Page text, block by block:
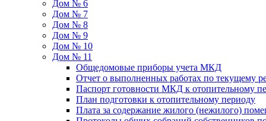
Дом № 6
Дом № 7
Дом № 8
Дом № 9
Дом № 10
Дом № 11
Общедомовые приборы учета МКД
Отчет о выполненных работах по текущему
Паспорт готовности МКД к отопительному
План подготовки к отопительному периоду
Плата за содержание жилого (нежилого)